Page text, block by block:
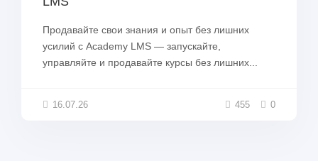
Продавайте свои знания и опыт без лишних
усилий с Academy LMS — запускайте,
управляйте и продавайте курсы без лишних...
16.07.26 455 0